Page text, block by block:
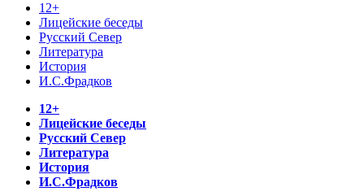
12+
Лицейские беседы
Русский Север
Литература
История
И.С.Фрадков
12+
Лицейские беседы
Русский Север
Литература
История
И.С.Фрадков